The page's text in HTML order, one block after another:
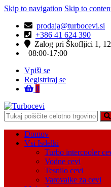
Skip to navigation Skip to
prodaja@turbocevi.si
+386 41 624 390
Zalog pri Škofljici 1,
08:00-17:00
Vpiši se
Registriraj se
0
Turbocevi
Turbo ideal – turbo cevi
Domov
Vsi Isdelki
Turbo intercooler
Vodne cevi
Tesnilo cevi
Varovalke za cevi